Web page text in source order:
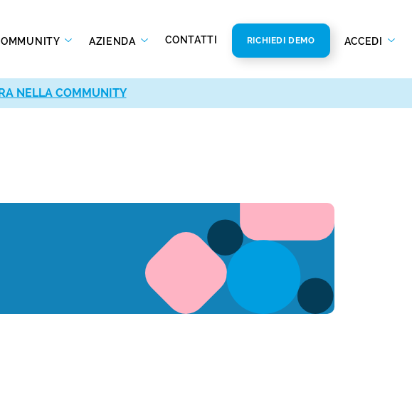
AZIENDA CONTATTI RICHIEDI DEMO ACCEDI
NELLA COMMUNITY